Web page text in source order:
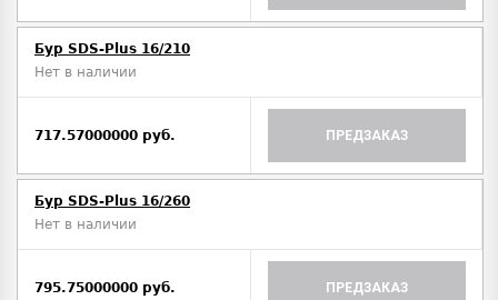
Бур SDS-Plus 16/210
Нет в наличии
717.57000000 руб. ПРЕДЗАКАЗ
Бур SDS-Plus 16/260
Нет в наличии
795.75000000 руб. ПРЕДЗАКАЗ